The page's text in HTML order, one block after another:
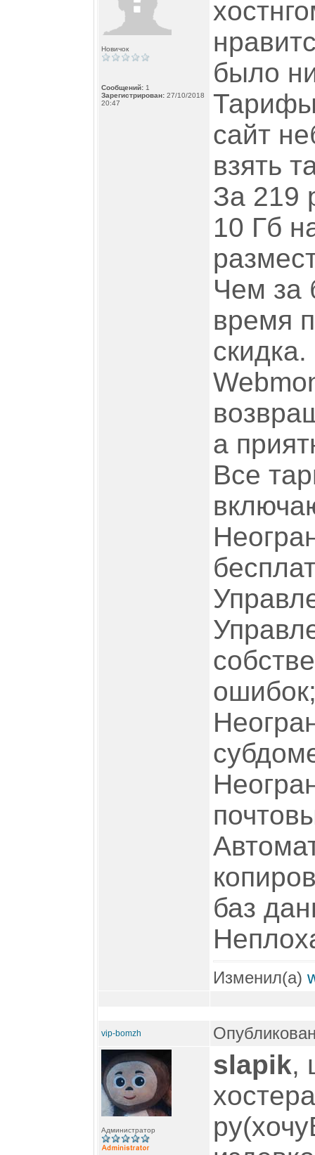
Новичок
Сообщений: 1
Зарегистрирован: 27/10/2018
20:47
было
сайт
взять
За 219
10 Гб
Чем за
время
а
Все
баз
Изменил(а)
vip-bomzh
Администратор
slapik,